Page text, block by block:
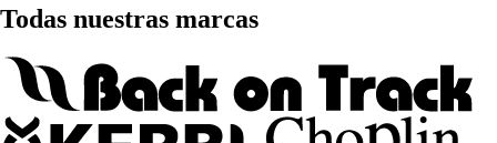
Todas nuestras marcas